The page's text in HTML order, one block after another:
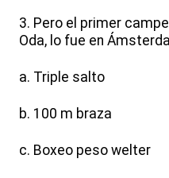
3. Pero el primer
Oda, lo fue en
a. Triple salto
b. 100 m braza
c. Boxeo peso welter